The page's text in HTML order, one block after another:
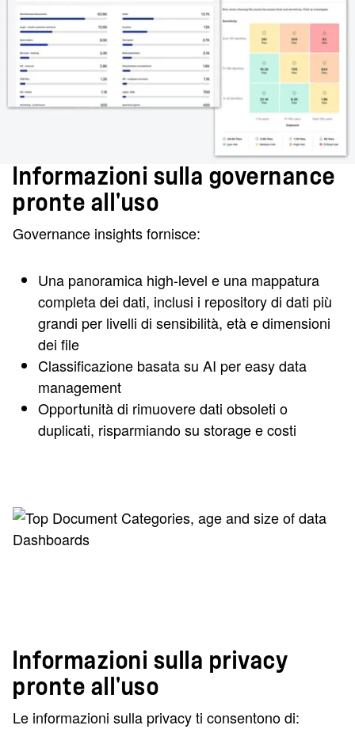
Informazioni sulla governance
pronte all'uso
Governance insights fornisce:
Una panoramica high-level e una mappatura
completa dei dati, inclusi i repository di dati più
grandi per livelli di sensibilità, età e dimensioni
dei file
Classificazione basata su AI per easy data
management
Opportunità di rimuovere dati obsoleti o
duplicati, risparmiando su storage e costi
Informazioni sulla privacy
pronte all'uso
Le informazioni sulla privacy ti consentono di: